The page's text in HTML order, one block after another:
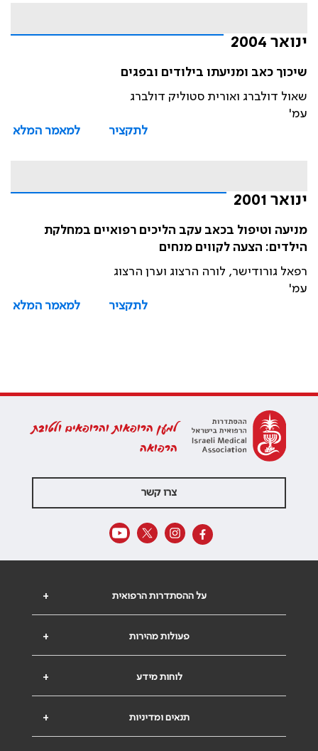
ינואר 2004
שיכוך כאב ומניעתו בילודים ובפגים
שאול דולברג ואורית סטוליק דולברג
עמ'
לתקציר
למאמר המלא
ינואר 2001
מניעה וטיפול בכאב עקב הליכים רפואיים במחלקת
הילדים: הצעה לקווים מנחים
רפאל גורודישר, לורה הרצוג וערן הרצוג
עמ'
לתקציר
למאמר המלא
למען הרופאות והרופאים ולטובת
הרפואה
צרו קשר
+ על ההסתדרות הרפואית
+ פעולות מהירות
+ לוחות מידע
+ תנאים ומדיניות